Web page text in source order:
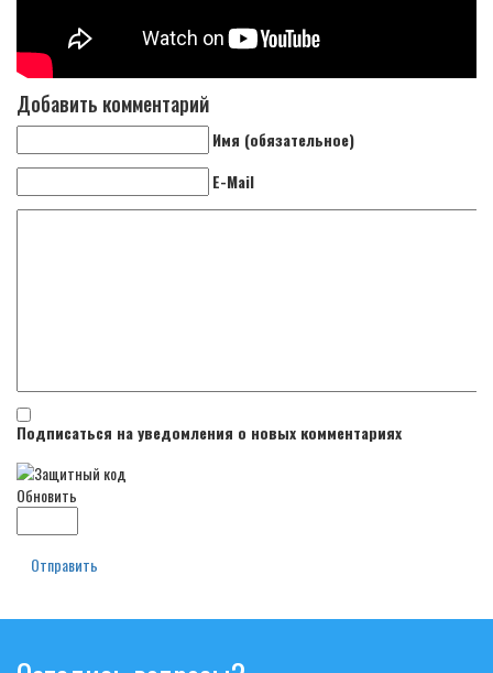
Добавить комментарий
Имя (обязательное)
E-Mail
Подписаться на уведомления о новых комментариях
Обновить
Отправить